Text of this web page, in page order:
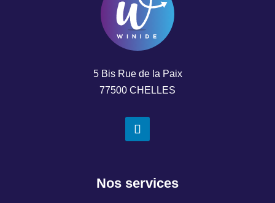
5 Bis Rue de la Paix
77500 CHELLES
Nos services